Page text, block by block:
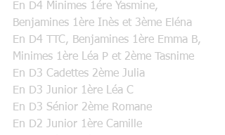
En D4 Minimes 1ére Yasmine,
Benjamines 1ère Inès et 3ème Eléna
En D4 TTC, Benjamines 1ère Emma B,
Minimes 1ère Léa P et 2ème Tasnime
En D3 Cadettes 2ème Julia
En D3 Junior 1ère Léa C
En D3 Sénior 2ème Romane
En D2 Junior 1ère Camille